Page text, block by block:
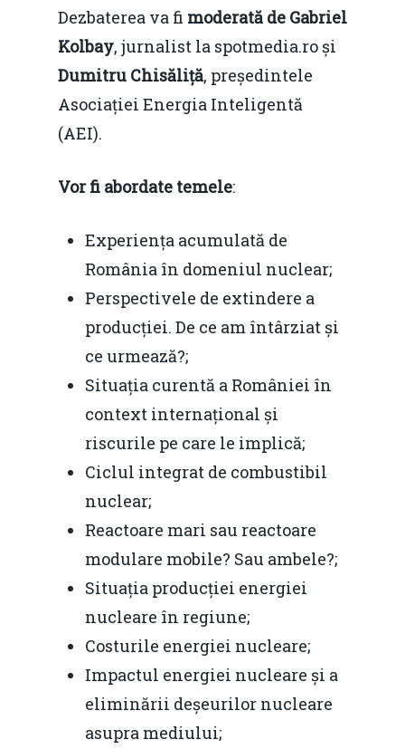
Dezbaterea va fi moderată de Gabriel
Kolbay, jurnalist la spotmedia.ro și
Dumitru Chisăliță, președintele
Asociației Energia Inteligentă
(AEI).
Vor fi abordate temele:
Experiența acumulată de
România în domeniul nuclear;
Perspectivele de extindere a
producției. De ce am întârziat și
ce urmează?;
Situația curentă a României în
context internațional și
riscurile pe care le implică;
Ciclul integrat de combustibil
nuclear;
Reactoare mari sau reactoare
modulare mobile? Sau ambele?;
Situația producției energiei
nucleare în regiune;
Costurile energiei nucleare;
Impactul energiei nucleare și a
eliminării deșeurilor nucleare
asupra mediului;